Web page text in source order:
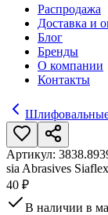
Распродажа
Доставка и
Блог
Бренды
О компании
Контакты
Артикул:
sia Abrasives
40 ₽
В наличии в